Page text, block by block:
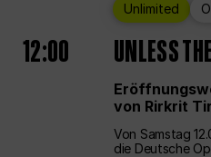
Unlimited
12:00 UNLESS
von Rirkrit
Von Samstag
die Deutsche